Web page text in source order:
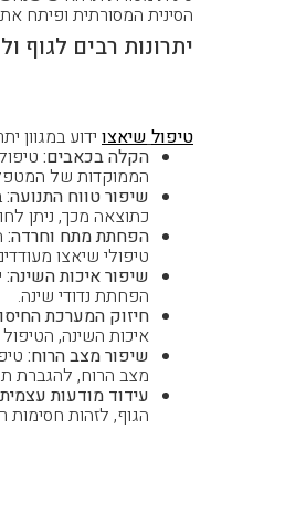
הסינית המסורתית ופיתח
יתרונות רבים לגוף
טיפולשיאצו ידוע במגוון
הקלה בכאבים:
הממוקדות של המטפל
שיפור טווח התנועה:
כתוצאה מכך, ניתן
הפחתת מתח וחרדה:
טיפולי שיאצו
שיפור איכות השינה:
הפחתת נדודי שינה.
חיזוק המערכת
איכות השינה,
שיפור מצב הרוח:
מצב הרוח, להגברת
עידוד מודעות
הגוף, לזהות